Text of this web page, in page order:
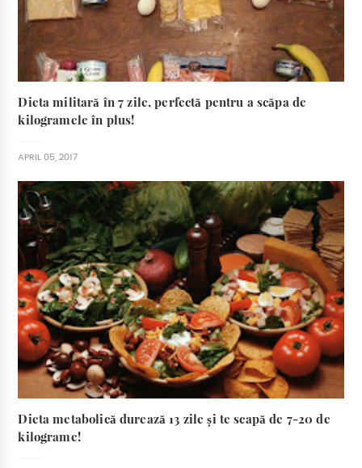
Dieta militară în 7 zile, perfectă pentru a scăpa de
kilogramele în plus!
APRIL 05, 2017
Dieta metabolică durează 13 zile și te scapă de 7-20 de
kilograme!